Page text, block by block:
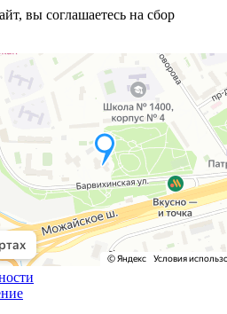
вы соглашаетесь на сбор